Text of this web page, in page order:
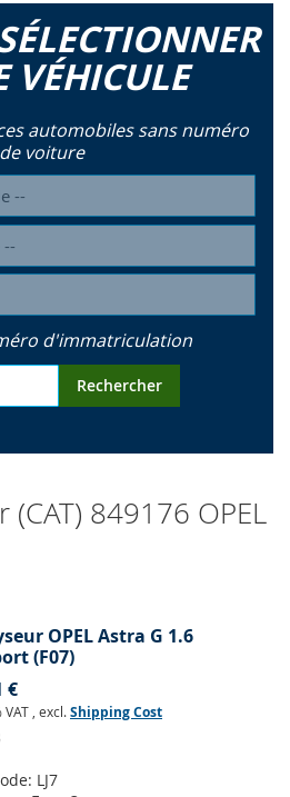
VÉHICULE
automobiles sans numéro
de voiture
d'immatriculation
Rechercher
(CAT) 849176 OPEL
OPEL Astra G 1.6
(F07)
€
VAT , excl.Shipping Cost
LJ7